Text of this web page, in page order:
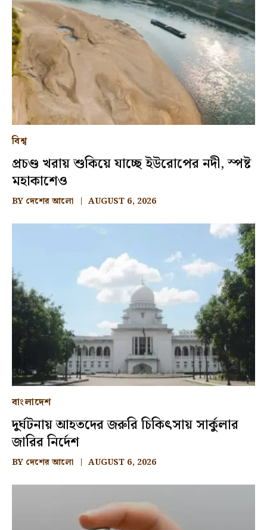
বিশ্ব
প্রচণ্ড খরায় শুকিয়ে যাচ্ছে ইউরোপের নদী, স্পষ্ট
মহাকাশেও
BY দেশের আলো AUGUST 6, 2026
বাংলাদেশ
দুর্ঘটনায় আহতদের জরুরি চিকিৎসায় সার্কুলার
জারির নির্দেশ
BY দেশের আলো AUGUST 6, 2026